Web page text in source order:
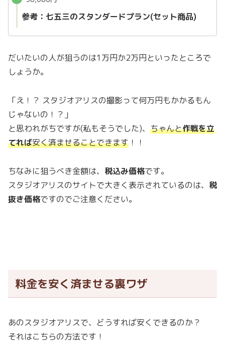
参考：七五三のスタンダードプラン(セット商品)
だいたいの人が狙うのは1万円か2万円といったところで
しょうか。
「え！？ スタジオアリスの撮影って何万円もかかるもん
じゃないの！？」
と思われがちですが(私もそうでした)、 ちゃんと作戦を立
てれば安く済ませることできます ！！
ちなみに狙うべき金額は、 税込み価格です。
スタジオアリスのサイトで大きく表示されているのは、 税
抜き価格ですのでご注意ください。
料金を安く済ませる裏ワザ
あのスタジオアリスで、どうすれば安くできるのか？
それはこちらの方法です！